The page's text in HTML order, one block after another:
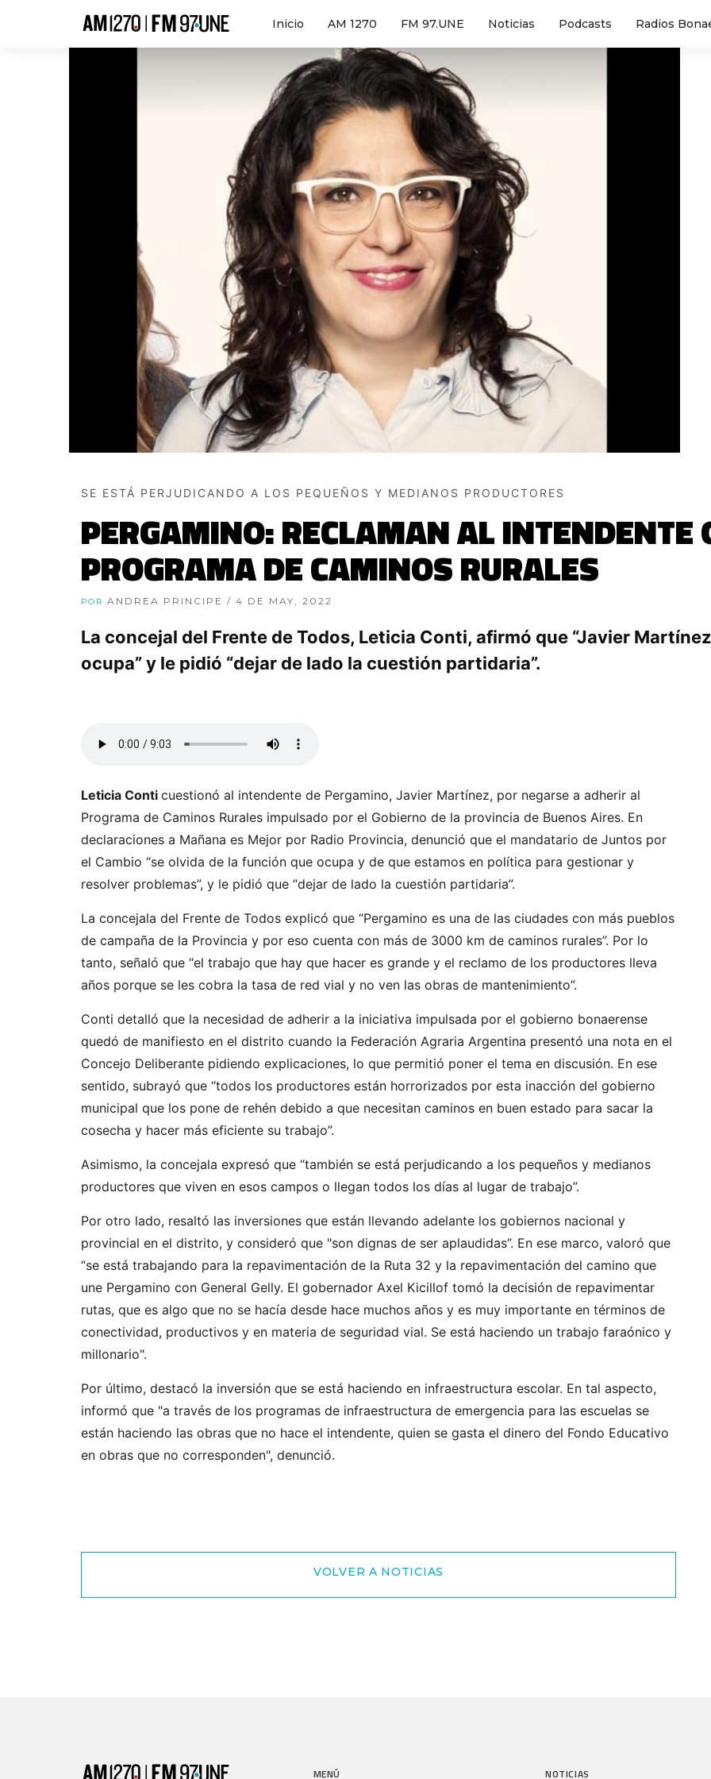
Inicio AM 1270 FM 97.UNE Noticias Podcasts Radios
SE ESTÁ PERJUDICANDO A LOS PEQUEÑOS Y MEDIANOS PRODUCTORES
PERGAMINO: RECLAMAN AL INTENDENTE
PROGRAMA DE CAMINOS RURALES
POR ANDREA PRINCIPE / 4 DE MAY, 2022
La concejal del Frente de Todos, Leticia Conti, afirmó que “Javier
ocupa” y le pidió “dejar de lado la cuestión partidaria”.
Leticia Conti cuestionó al intendente de Pergamino, Javier Martínez, por negarse a adherir al
Programa de Caminos Rurales impulsado por el Gobierno de la provincia de Buenos Aires. En
declaraciones a Mañana es Mejor por Radio Provincia, denunció que el mandatario de Juntos por
el Cambio “se olvida de la función que ocupa y de que estamos en política para gestionar y
resolver problemas”, y le pidió que “dejar de lado la cuestión partidaria”.
La concejala del Frente de Todos explicó que “Pergamino es una de las ciudades con más pueblos
de campaña de la Provincia y por eso cuenta con más de 3000 km de caminos rurales”. Por lo
tanto, señaló que “el trabajo que hay que hacer es grande y el reclamo de los productores lleva
años porque se les cobra la tasa de red vial y no ven las obras de mantenimiento”.
Conti detalló que la necesidad de adherir a la iniciativa impulsada por el gobierno bonaerense
quedó de manifiesto en el distrito cuando la Federación Agraria Argentina presentó una nota en el
Concejo Deliberante pidiendo explicaciones, lo que permitió poner el tema en discusión. En ese
sentido, subrayó que “todos los productores están horrorizados por esta inacción del gobierno
municipal que los pone de rehén debido a que necesitan caminos en buen estado para sacar la
cosecha y hacer más eficiente su trabajo”.
Asimismo, la concejala expresó que “también se está perjudicando a los pequeños y medianos
productores que viven en esos campos o llegan todos los días al lugar de trabajo”.
Por otro lado, resaltó las inversiones que están llevando adelante los gobiernos nacional y
provincial en el distrito, y consideró que "son dignas de ser aplaudidas”. En ese marco, valoró que
“se está trabajando para la repavimentación de la Ruta 32 y la repavimentación del camino que
une Pergamino con General Gelly. El gobernador Axel Kicillof tomó la decisión de repavimentar
rutas, que es algo que no se hacía desde hace muchos años y es muy importante en términos de
conectividad, productivos y en materia de seguridad vial. Se está haciendo un trabajo faraónico y
millonario".
Por último, destacó la inversión que se está haciendo en infraestructura escolar. En tal aspecto,
informó que "a través de los programas de infraestructura de emergencia para las escuelas se
están haciendo las obras que no hace el intendente, quien se gasta el dinero del Fondo Educativo
en obras que no corresponden", denunció.
VOLVER A NOTICIAS
MENÚ NOTICIAS